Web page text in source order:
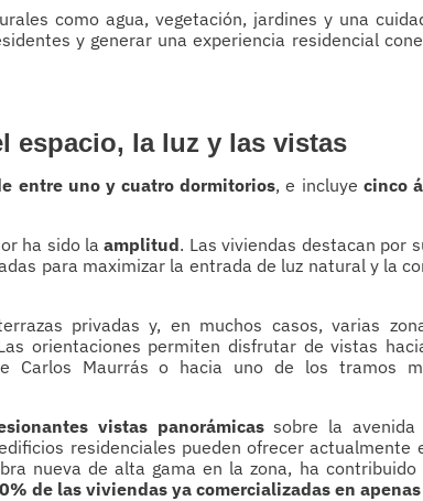
como agua, vegetación, jardines y una
y generar una experiencia residencial
espacio, la luz y las vistas
entre uno y cuatro dormitorios, e incluye cinco
ha sido laamplitud. Las viviendas destacan por
para maximizar la entrada de luz natural y la
privadas y, en muchos casos, varias
orientaciones permiten disfrutar de vistas
Carlos Maurrás o hacia uno de los tramos
vistas panorámicassobre la avenida
residenciales pueden ofrecer actualmente
nueva de alta gama en la zona, ha contribuido
de las viviendas ya comercializadas en